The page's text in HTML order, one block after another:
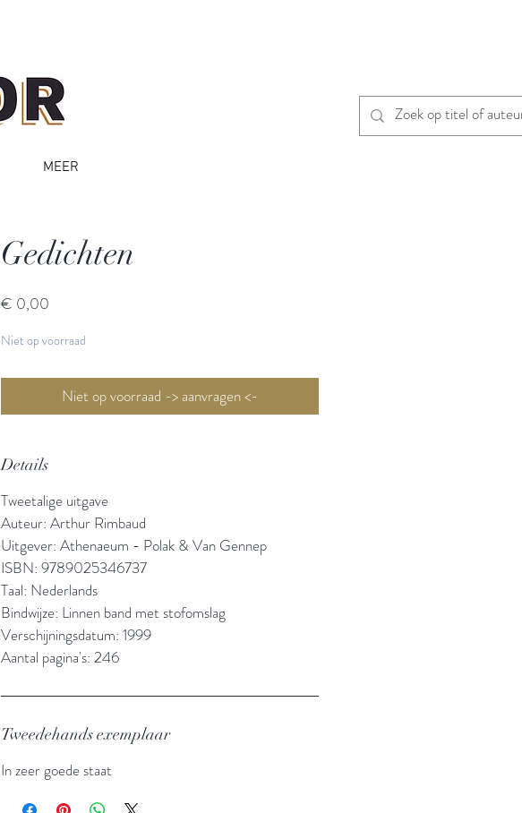
MEER
Gedichten
€ 0,00
Niet op voorraad
Niet op voorraad -> aanvragen <-
Details
Tweetalige uitgave
Auteur: Arthur Rimbaud
Uitgever: Athenaeum - Polak & Van Gennep
ISBN: 9789025346737
Taal: Nederlands
Bindwijze: Linnen band met stofomslag
Verschijningsdatum: 1999
Aantal pagina's: 246
Tweedehands exemplaar
In zeer goede staat